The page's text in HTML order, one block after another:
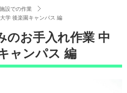
設での作業
学 後楽園キャンパス 編
のお手入れ作業 中
ャンパス 編